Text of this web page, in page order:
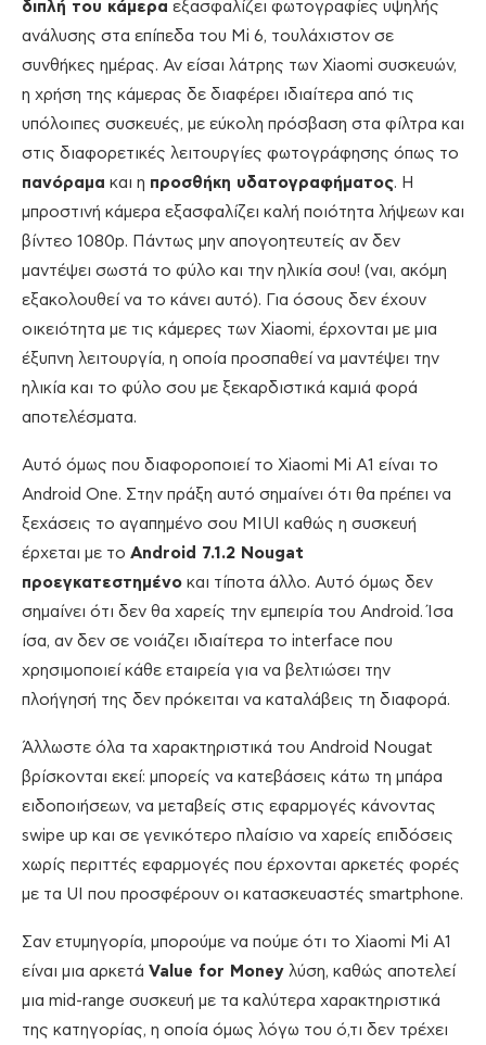
διπλή του κάμερα εξασφαλίζει φωτογραφίες υψηλής
ανάλυσης στα επίπεδα του Mi 6, τουλάχιστον σε
συνθήκες ημέρας. Αν είσαι λάτρης των Xiaomi συσκευών,
η χρήση της κάμερας δε διαφέρει ιδιαίτερα από τις
υπόλοιπες συσκευές, με εύκολη πρόσβαση στα φίλτρα και
στις διαφορετικές λειτουργίες φωτογράφησης όπως το
πανόραμα και η προσθήκη υδατογραφήματος. Η
μπροστινή κάμερα εξασφαλίζει καλή ποιότητα λήψεων και
βίντεο 1080p. Πάντως μην απογοητευτείς αν δεν
μαντέψει σωστά το φύλο και την ηλικία σου! (ναι, ακόμη
εξακολουθεί να το κάνει αυτό). Για όσους δεν έχουν
οικειότητα με τις κάμερες των Xiaomi, έρχονται με μια
έξυπνη λειτουργία, η οποία προσπαθεί να μαντέψει την
ηλικία και το φύλο σου με ξεκαρδιστικά καμιά φορά
αποτελέσματα.
Αυτό όμως που διαφοροποιεί το Xiaomi Mi A1 είναι το
Android One. Στην πράξη αυτό σημαίνει ότι θα πρέπει να
ξεχάσεις το αγαπημένο σου MIUI καθώς η συσκευή
έρχεται με το Android 7.1.2 Nougat
προεγκατεστημένο και τίποτα άλλο. Αυτό όμως δεν
σημαίνει ότι δεν θα χαρείς την εμπειρία του Android. Ίσα
ίσα, αν δεν σε νοιάζει ιδιαίτερα το interface που
χρησιμοποιεί κάθε εταιρεία για να βελτιώσει την
πλοήγησή της δεν πρόκειται να καταλάβεις τη διαφορά.
Άλλωστε όλα τα χαρακτηριστικά του Android Nougat
βρίσκονται εκεί: μπορείς να κατεβάσεις κάτω τη μπάρα
ειδοποιήσεων, να μεταβείς στις εφαρμογές κάνοντας
swipe up και σε γενικότερο πλαίσιο να χαρείς επιδόσεις
χωρίς περιττές εφαρμογές που έρχονται αρκετές φορές
με τα UI που προσφέρουν οι κατασκευαστές smartphone.
Σαν ετυμηγορία, μπορούμε να πούμε ότι το Xiaomi Mi A1
είναι μια αρκετά Value for Money λύση, καθώς αποτελεί
μια mid-range συσκευή με τα καλύτερα χαρακτηριστικά
της κατηγορίας, η οποία όμως λόγω του ό,τι δεν τρέχει